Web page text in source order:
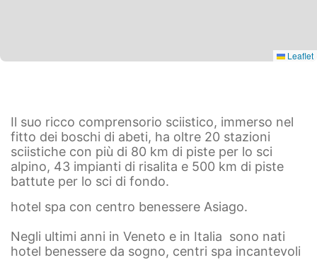
Leaflet
Il suo ricco comprensorio sciistico, immerso nel
fitto dei boschi di abeti, ha oltre 20 stazioni
sciistiche con più di 80 km di piste per lo sci
alpino, 43 impianti di risalita e 500 km di piste
battute per lo sci di fondo.
hotel spa con centro benessere Asiago.
Negli ultimi anni in Veneto e in Italia sono nati
hotel benessere da sogno, centri spa incantevoli